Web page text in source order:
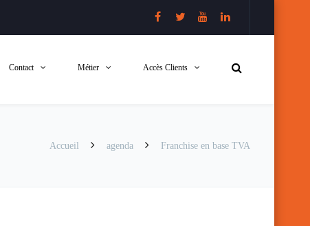
Contact Métier Accès Clients
Accueil agenda Franchise en base TVA